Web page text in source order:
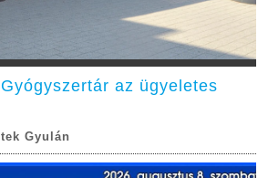
az ügyeletes
Gyulán